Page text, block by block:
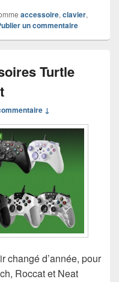
accessoire, clavier,
un commentaire
Turtle
↓
changé d’année, pour
Roccat et Neat